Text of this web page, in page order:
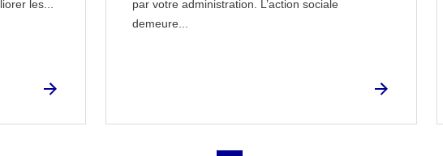
les...
par votre administration. L’action sociale
demeure...